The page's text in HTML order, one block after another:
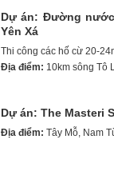
Dự án: Đường
Yên Xá
Thi công các hố cừ 20-
Địa điểm: 10km sông Tô
Dự án: The Masteri
Địa điểm: Tây Mỗ, Nam